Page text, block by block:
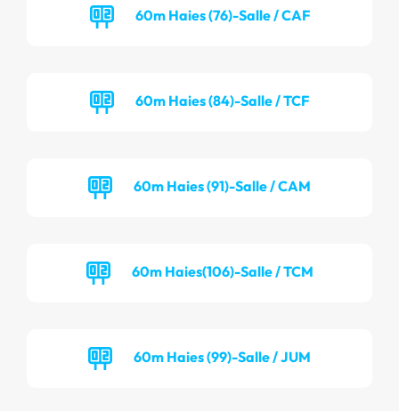
60m Haies (76)-Salle / CAF
60m Haies (84)-Salle / TCF
60m Haies (91)-Salle / CAM
60m Haies(106)-Salle / TCM
60m Haies (99)-Salle / JUM